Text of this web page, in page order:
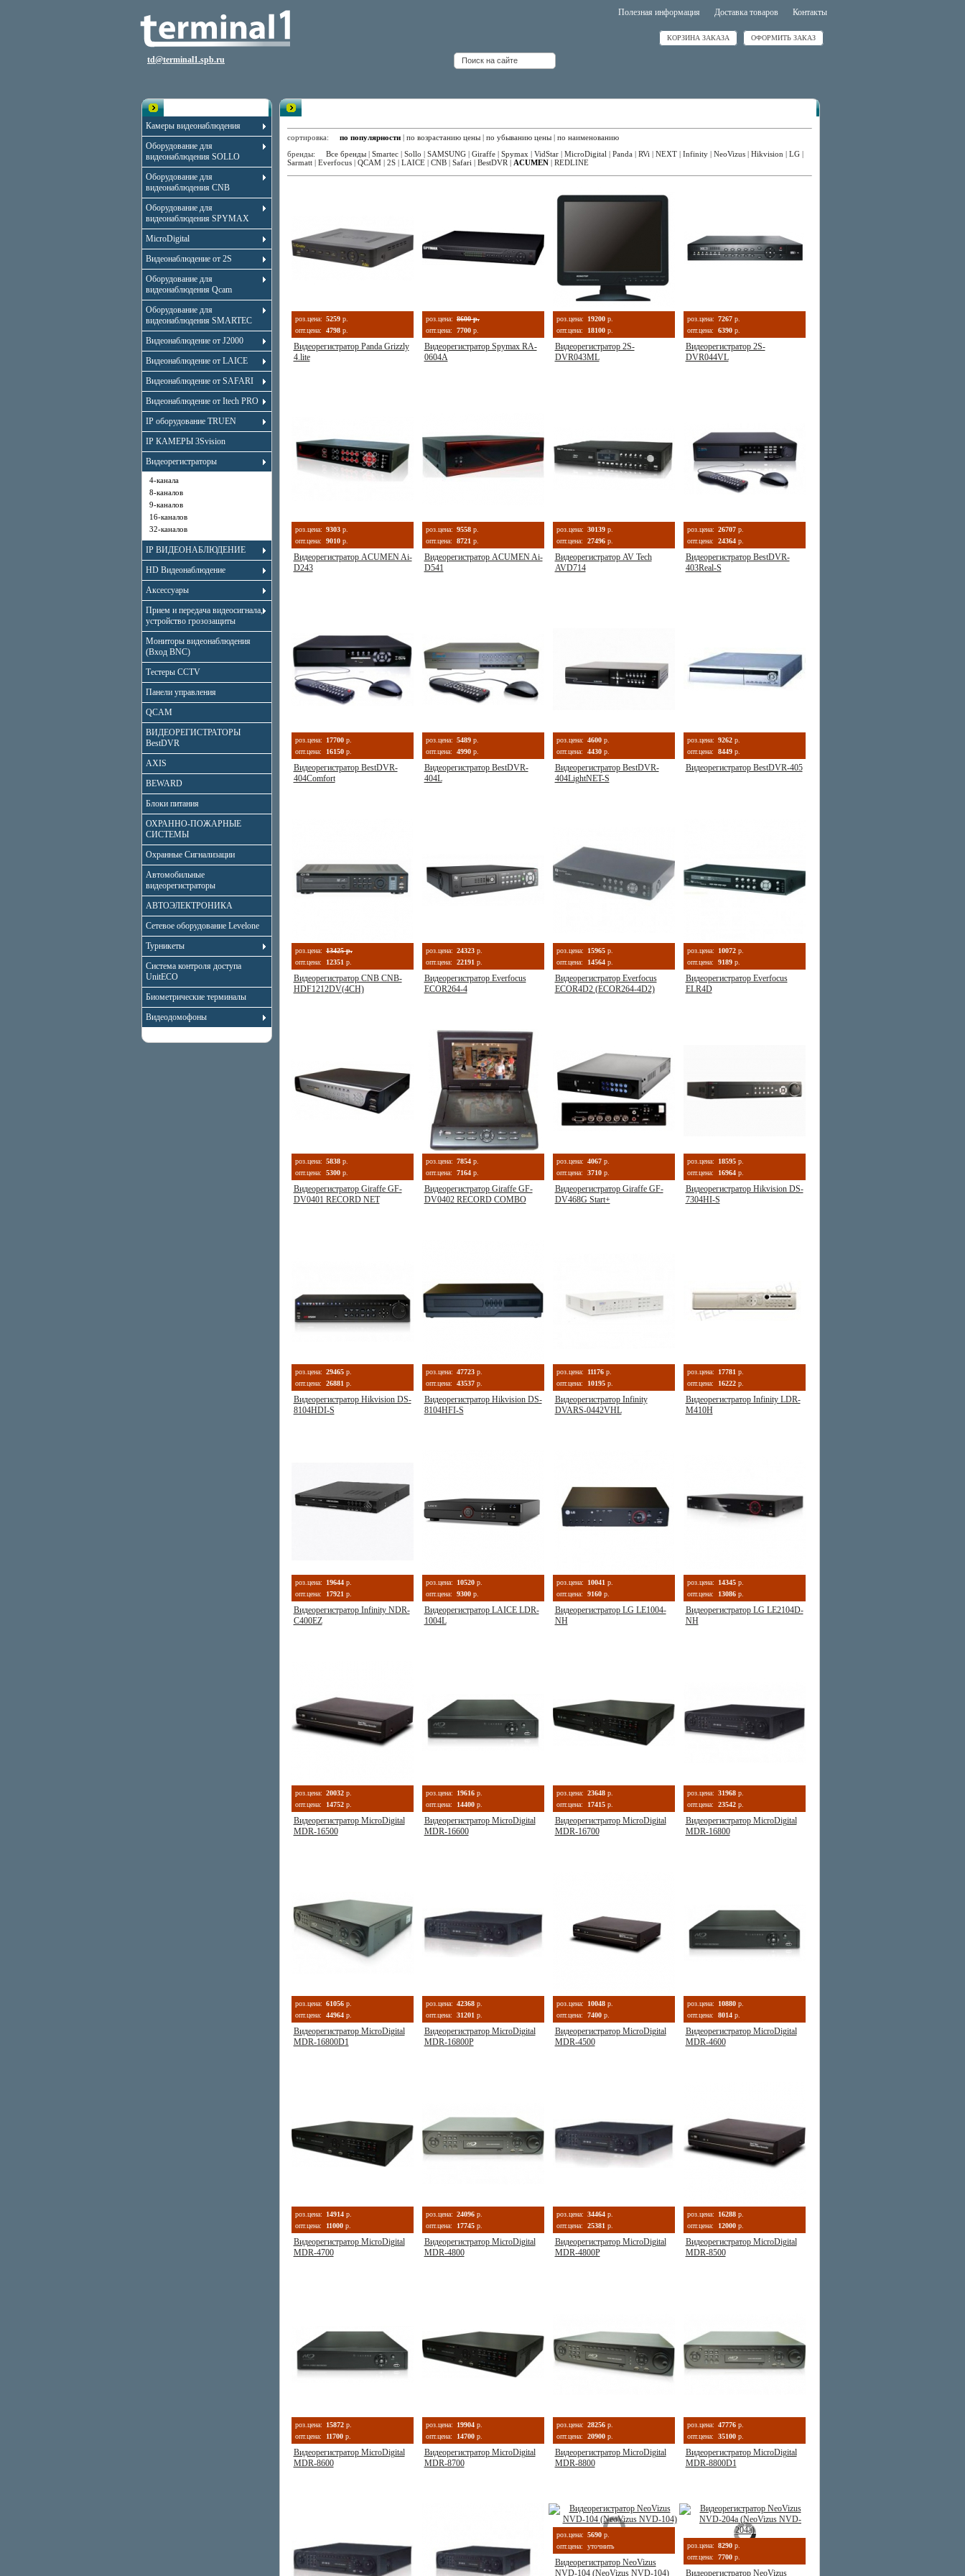
td@terminal1.spb.ru
Полезная информация Доставка товаров Контакты
КОРЗИНА ЗАКАЗА ОФОРМИТЬ ЗАКАЗ
Камеры видеонаблюдения
Оборудование для
видеонаблюдения SOLLO
Оборудование для
видеонаблюдения CNB
Оборудование для
видеонаблюдения SPYMAX
MicroDigital
Видеонаблюдение от 2S
Оборудование для
видеонаблюдения Qcam
Оборудование для
видеонаблюдения SMARTEC
Видеонаблюдение от J2000
Видеонаблюдение от LAICE
Видеонаблюдение от SAFARI
Видеонаблюдение от Itech PRO
IP оборудование TRUEN
IP КАМЕРЫ 3Svision
Видеорегистраторы
4-канала
8-каналов
9-каналов
16-каналов
32-каналов
IP ВИДЕОНАБЛЮДЕНИЕ
HD Видеонаблюдение
Аксессуары
Прием и передача видеосигнала,
устройство грозозащиты
Мониторы видеонаблюдения
(Вход BNC)
Тестеры CCTV
Панели управления
QCAM
ВИДЕОРЕГИСТРАТОРЫ
BestDVR
AXIS
BEWARD
Блоки питания
ОХРАННО-ПОЖАРНЫЕ
СИСТЕМЫ
Охранные Сигнализации
Автомобильные
видеорегистраторы
АВТОЭЛЕКТРОНИКА
Сетевое оборудование Levelone
Турникеты
Система контроля доступа
UnitECO
Биометрические терминалы
Видеодомофоны
сортировка: по популярности | по возрастанию цены | по убыванию цены | по наименованию
бренды: Все бренды | Smartec | Sollo | SAMSUNG | Giraffe | Spymax | VidStar | MicroDigital | Panda | RVi | NEXT | Infinity | NeoVizus | Hikvision | LG |
Sarmatt | Everfocus | QCAM | 2S | LAICE | CNB | Safari | BestDVR | ACUMEN | REDLINE
роз.цена: 5259 р.
опт.цена:
4798 р.
Видеорегистратор Panda Grizzly
4.lite
роз.цена: 8600 р.
опт.цена:
7700 р.
Видеорегистратор Spymax RA-
0604A
роз.цена: 19200 р.
опт.цена:
18100 р.
Видеорегистратор 2S-
DVR043ML
роз.цена: 7267 р.
опт.цена:
6390 р.
Видеорегистратор 2S-
DVR044VL
роз.цена: 9303 р.
опт.цена:
9010 р.
Видеорегистратор ACUMEN Ai-
D243
роз.цена: 9558 р.
опт.цена:
8721 р.
Видеорегистратор ACUMEN Ai-
D541
роз.цена: 30139 р.
опт.цена:
27496 р.
Видеорегистратор AV Tech
AVD714
роз.цена: 26707 р.
опт.цена:
24364 р.
Видеорегистратор BestDVR-
403Real-S
роз.цена: 17700 р.
опт.цена:
16150 р.
Видеорегистратор BestDVR-
404Comfort
роз.цена: 5489 р.
опт.цена:
4990 р.
Видеорегистратор BestDVR-
404L
роз.цена: 4600 р.
опт.цена:
4430 р.
Видеорегистратор BestDVR-
404LightNET-S
роз.цена: 9262 р.
опт.цена:
8449 р.
Видеорегистратор BestDVR-405
роз.цена: 13425 р.
опт.цена:
12351 р.
Видеорегистратор CNB CNB-
HDF1212DV(4CH)
роз.цена: 24323 р.
опт.цена:
22191 р.
Видеорегистратор Everfocus
ECOR264-4
роз.цена: 15965 р.
опт.цена:
14564 р.
Видеорегистратор Everfocus
ECOR4D2 (ECOR264-4D2)
роз.цена: 10072 р.
опт.цена:
9189 р.
Видеорегистратор Everfocus
ELR4D
роз.цена: 5838 р.
опт.цена:
5300 р.
Видеорегистратор Giraffe GF-
DV0401 RECORD NET
роз.цена: 7854 р.
опт.цена:
7164 р.
Видеорегистратор Giraffe GF-
DV0402 RECORD COMBO
роз.цена: 4067 р.
опт.цена:
3710 р.
Видеорегистратор Giraffe GF-
DV468G Start+
роз.цена: 18595 р.
опт.цена:
16964 р.
Видеорегистратор Hikvision DS-
7304HI-S
роз.цена: 29465 р.
опт.цена:
26881 р.
Видеорегистратор Hikvision DS-
8104HDI-S
роз.цена: 47723 р.
опт.цена:
43537 р.
Видеорегистратор Hikvision DS-
8104HFI-S
роз.цена: 11176 р.
опт.цена:
10195 р.
Видеорегистратор Infinity
DVARS-0442VHL
роз.цена: 17781 р.
опт.цена:
16222 р.
Видеорегистратор Infinity LDR-
M410H
роз.цена: 19644 р.
опт.цена:
17921 р.
Видеорегистратор Infinity NDR-
C400EZ
роз.цена: 10520 р.
опт.цена:
9300 р.
Видеорегистратор LAICE LDR-
1004L
роз.цена: 10041 р.
опт.цена:
9160 р.
Видеорегистратор LG LE1004-
NH
роз.цена: 14345 р.
опт.цена:
13086 р.
Видеорегистратор LG LE2104D-
NH
роз.цена: 20032 р.
опт.цена:
14752 р.
Видеорегистратор MicroDigital
MDR-16500
роз.цена: 19616 р.
опт.цена:
14400 р.
Видеорегистратор MicroDigital
MDR-16600
роз.цена: 23648 р.
опт.цена:
17415 р.
Видеорегистратор MicroDigital
MDR-16700
роз.цена: 31968 р.
опт.цена:
23542 р.
Видеорегистратор MicroDigital
MDR-16800
роз.цена: 61056 р.
опт.цена:
44964 р.
Видеорегистратор MicroDigital
MDR-16800D1
роз.цена: 42368 р.
опт.цена:
31201 р.
Видеорегистратор MicroDigital
MDR-16800P
роз.цена: 10048 р.
опт.цена:
7400 р.
Видеорегистратор MicroDigital
MDR-4500
роз.цена: 10880 р.
опт.цена:
8014 р.
Видеорегистратор MicroDigital
MDR-4600
роз.цена: 14914 р.
опт.цена:
11000 р.
Видеорегистратор MicroDigital
MDR-4700
роз.цена: 24096 р.
опт.цена:
17745 р.
Видеорегистратор MicroDigital
MDR-4800
роз.цена: 34464 р.
опт.цена:
25381 р.
Видеорегистратор MicroDigital
MDR-4800P
роз.цена: 16288 р.
опт.цена:
12000 р.
Видеорегистратор MicroDigital
MDR-8500
роз.цена: 15872 р.
опт.цена:
11700 р.
Видеорегистратор MicroDigital
MDR-8600
роз.цена: 19904 р.
опт.цена:
14700 р.
Видеорегистратор MicroDigital
MDR-8700
роз.цена: 28256 р.
опт.цена:
20900 р.
Видеорегистратор MicroDigital
MDR-8800
роз.цена: 47776 р.
опт.цена:
35100 р.
Видеорегистратор MicroDigital
MDR-8800D1
роз.цена: 5690 р.
опт.цена:
уточнить
Видеорегистратор NeoVizus
NVD-104 (NeoVizus NVD-104)
роз.цена: 8290 р.
опт.цена:
7700 р.
Видеорегистратор NeoVizus